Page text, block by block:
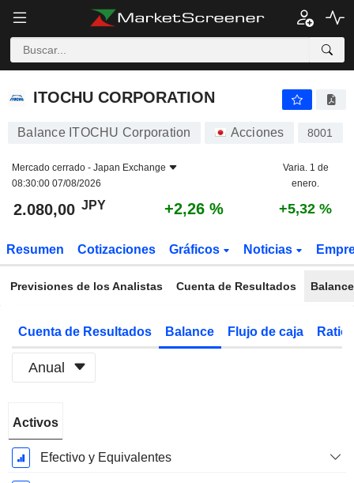
ITOCHU CORPORATION
ITOCHU CORPORATION
Balance ITOCHU Corporation Acciones 8001
Mercado cerrado - Japan Exchange
08:30:00 07/08/2026
Varia. 1 de
enero.
2.080,00 JPY +2,26 % +5,32 %
Resumen Cotizaciones Gráficos Noticias
Previsiones de los Analistas Cuenta de Resultados Balance
Cuenta de Resultados Balance Flujo de caja
Anual
fiscal:
Marzo
Activos
Efectivo y Equivalentes